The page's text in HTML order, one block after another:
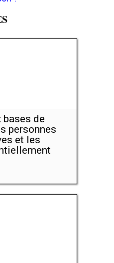
bases de
personnes
et les